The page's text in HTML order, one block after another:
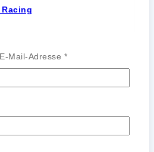
Racing
ist ein
Hartantifouling für
Es bildet eine harte,
Mail-Adresse *Erforderlich